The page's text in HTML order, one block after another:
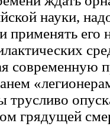
науки,
применять его
современную
трусливо
грядущей